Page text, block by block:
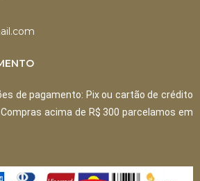
de pagamento: Pix ou cartão de crédito
acima de R$ 300 parcelamos em